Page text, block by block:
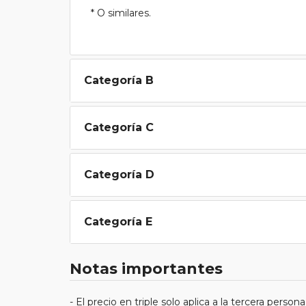
* O similares.
Categoría B
Categoría C
Categoría D
Categoría E
Notas importantes
- El precio en triple solo aplica a la tercera